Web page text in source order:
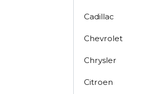
Cadillac
Chevrolet
Chrysler
Citroen